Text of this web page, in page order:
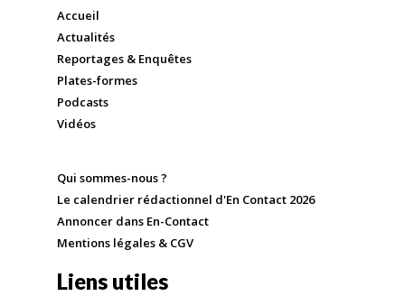
Accueil
Actualités
Reportages & Enquêtes
Plates-formes
Podcasts
Vidéos
Qui sommes-nous ?
Le calendrier rédactionnel d'En Contact 2026
Annoncer dans En-Contact
Mentions légales & CGV
Liens utiles